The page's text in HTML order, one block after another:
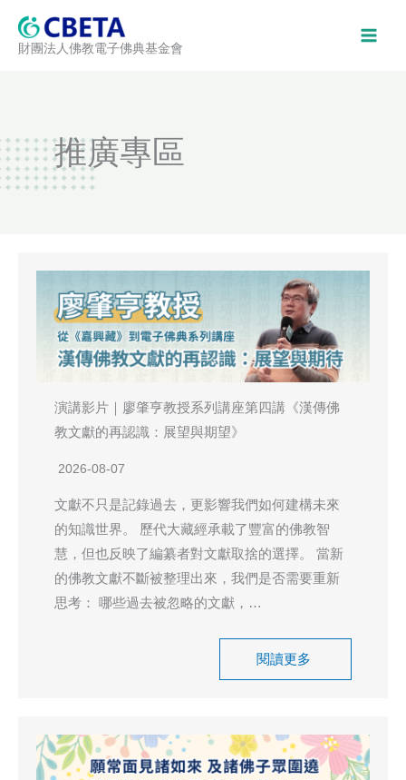
財團法人佛教電子佛典基金會
推廣專區
演講影片｜廖肇亨教授系列講座第四講《漢傳佛
教文獻的再認識：展望與期望》
2026-08-07
文獻不只是記錄過去，更影響我們如何建構未來
的知識世界。 歷代大藏經承載了豐富的佛教智
慧，但也反映了編纂者對文獻取捨的選擇。 當新
的佛教文獻不斷被整理出來，我們是否需要重新
思考： 哪些過去被忽略的文獻，…
閱讀更多